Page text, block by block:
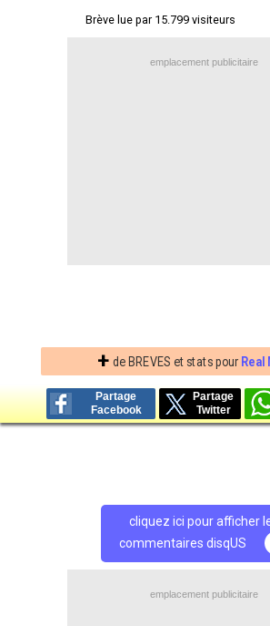
Brève lue par 15.799 visiteurs
emplacement publicitaire
+ de BREVES et stats pour Real
Partage
Facebook
Partage
Twitter
cliquez ici pour afficher
commentaires disqUS
emplacement publicitaire